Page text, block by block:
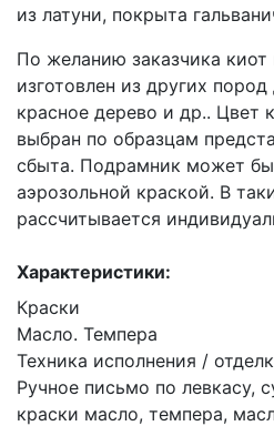
из латуни, покрыта
По желанию заказчика
изготовлен из других
красное дерево и др.. Цвет
выбран по образцам
сбыта. Подрамник может
аэрозольной краской. В
рассчитывается
Характеристики:
Краски
Масло. Темпера
Техника исполнения /
Ручное письмо по левкасу,
краски масло, темпера,